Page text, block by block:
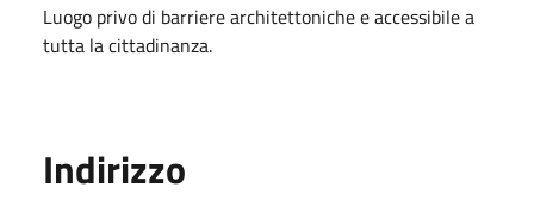
Luogo privo di barriere architettoniche e accessibile a
tutta la cittadinanza.
Indirizzo